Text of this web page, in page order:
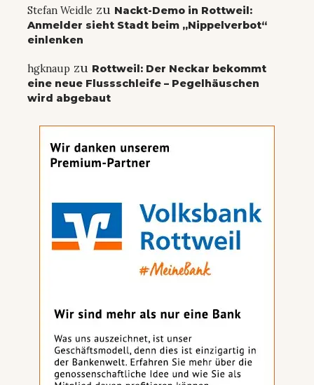
Stefan Weidle zu Nackt-Demo in Rottweil:
Anmelder sieht Stadt beim „Nippelverbot“
einlenken
hgknaup zu Rottweil: Der Neckar bekommt
eine neue Flussschleife – Pegelhäuschen
wird abgebaut